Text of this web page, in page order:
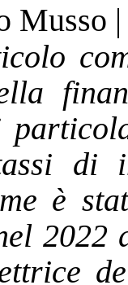
Musso
di
è
2022